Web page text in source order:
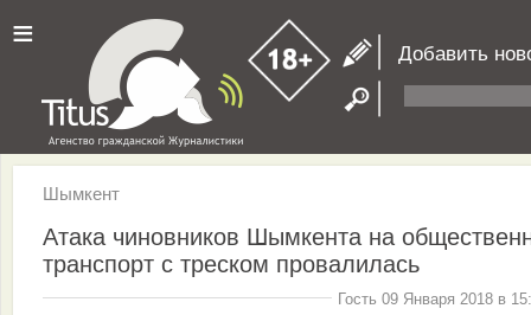
≡ Добавить
Шымкент
Атака чиновников Шымкента на
транспорт с треском провалилась
Гость 09 Января 2018 в